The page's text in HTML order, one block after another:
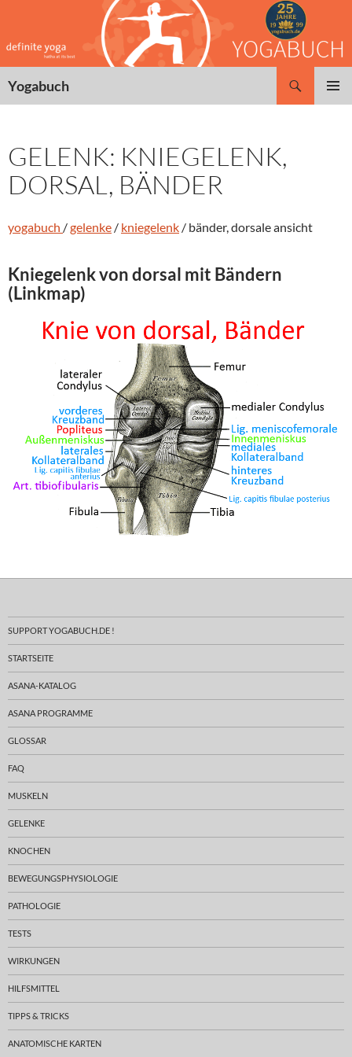
springen
Yogabuch
GELENK: KNIEGELENK,
DORSAL, BÄNDER
yogabuch /gelenke / kniegelenk / bänder, dorsale ansicht
Kniegelenk von dorsal mit Bändern
(Linkmap)
SUPPORT YOGABUCH.DE !
STARTSEITE
ASANA-KATALOG
ASANA PROGRAMME
GLOSSAR
FAQ
MUSKELN
GELENKE
KNOCHEN
BEWEGUNGSPHYSIOLOGIE
PATHOLOGIE
TESTS
WIRKUNGEN
HILFSMITTEL
TIPPS & TRICKS
ANATOMISCHE KARTEN